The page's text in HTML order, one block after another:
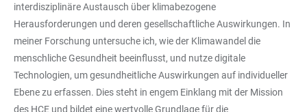
interdisziplinäre Austausch über klimabezogene
Herausforderungen und deren gesellschaftliche Auswirkungen. In
meiner Forschung untersuche ich, wie der Klimawandel die
menschliche Gesundheit beeinflusst, und nutze digitale
Technologien, um gesundheitliche Auswirkungen auf individueller
Ebene zu erfassen. Dies steht in engem Einklang mit der Mission
des HCE und bildet eine wertvolle Grundlage für die